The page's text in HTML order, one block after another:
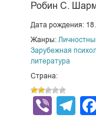
Робин С.
Дата рождения:
Жанры:
Зарубежная
литература
Страна:
Viber